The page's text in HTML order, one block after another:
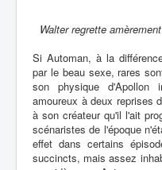
Walter regrette
Si Automan, à la
par le beau sexe, rares
son physique d'Apollon
amoureux à deux reprises
à son créateur qu'il l'ait
scénaristes de l'époque
effet dans certains
succincts, mais assez